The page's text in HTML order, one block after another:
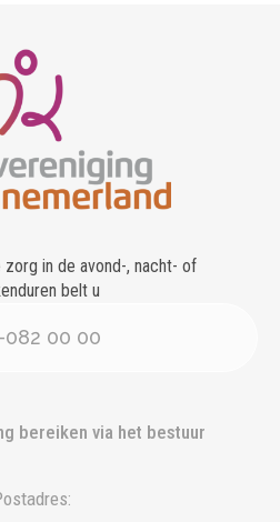
in de avond-, nacht- of
belt u
082 00 00
bereiken via het bestuur